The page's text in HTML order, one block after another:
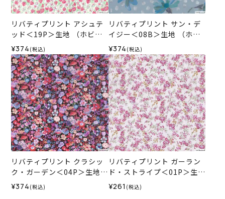
リバティプリント アシュテ
ッド＜19P＞生地 （ホビー
ラホビーレオリジナル）202
6SS
¥374 (税込)
リバティプリント サン・デ
イジー＜08B＞生地 （ホビ
ーラホビーレオリジナル）2
026SS
¥374 (税込)
リバティプリント クラシッ
ク・ガーデン＜04P＞生地
（ホビーラホビーレオリジ
ナル）2026SS
¥374 (税込)
リバティプリント ガーラン
ド・ストライプ＜01P＞生地
（ホビーラホビーレオリジ
ナル）2024ES
¥261 (税込)